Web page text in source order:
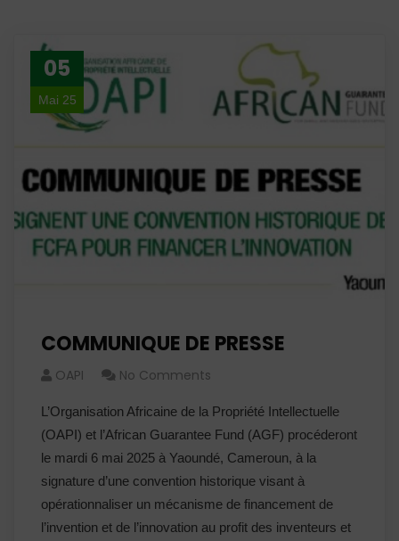
05
Mai 25
COMMUNIQUE DE PRESSE
OAPI No Comments
L’Organisation Africaine de la Propriété Intellectuelle
(OAPI) et l’African Guarantee Fund (AGF) procéderont
le mardi 6 mai 2025 à Yaoundé, Cameroun, à la
signature d’une convention historique visant à
opérationnaliser un mécanisme de financement de
l’invention et de l’innovation au profit des inventeurs et